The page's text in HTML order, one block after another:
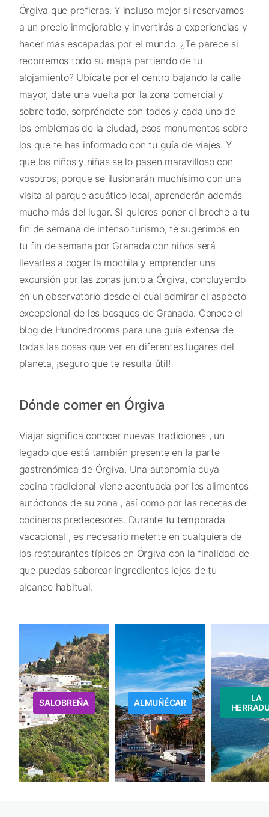
Órgiva que prefieras. Y incluso mejor si reservamos
a un precio inmejorable y invertirás a experiencias y
hacer más escapadas por el mundo. ¿Te parece si
recorremos todo su mapa partiendo de tu
alojamiento? Ubícate por el centro bajando la calle
mayor, date una vuelta por la zona comercial y
sobre todo, sorpréndete con todos y cada uno de
los emblemas de la ciudad, esos monumentos sobre
los que te has informado con tu guía de viajes. Y
que los niños y niñas se lo pasen maravilloso con
vosotros, porque se ilusionarán muchísimo con una
visita al parque acuático local, aprenderán además
mucho más del lugar. Si quieres poner el broche a tu
fin de semana de intenso turismo, te sugerimos en
tu fin de semana por Granada con niños será
llevarles a coger la mochila y emprender una
excursión por las zonas junto a Órgiva, concluyendo
en un observatorio desde el cual admirar el aspecto
excepcional de los bosques de Granada. Conoce el
blog de Hundredrooms para una guía extensa de
todas las cosas que ver en diferentes lugares del
planeta, ¡seguro que te resulta útil!
Dónde comer en Órgiva
Viajar significa conocer nuevas tradiciones , un
legado que está también presente en la parte
gastronómica de Órgiva. Una autonomía cuya
cocina tradicional viene acentuada por los alimentos
autóctonos de su zona , así como por las recetas de
cocineros predecesores. Durante tu temporada
vacacional , es necesario meterte en cualquiera de
los restaurantes típicos en Órgiva con la finalidad de
que puedas saborear ingredientes lejos de tu
alcance habitual.
SALOBREÑA ALMUÑÉCAR
LA